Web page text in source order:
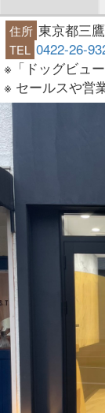
住所 東京都三
TEL 0422-26-
※「ドッグビュ
※ セールスや営